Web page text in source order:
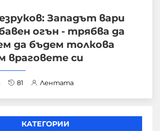
Западът вари
огън - трябва да
да бъдем толкова
враговете си
81 Лентата
КАТЕГОРИИ